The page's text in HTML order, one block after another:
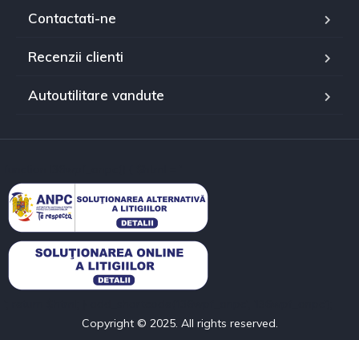
Contactati-ne
Recenzii clienti
Autoutilitare vandute
Copyright © 2025. All rights reserved.